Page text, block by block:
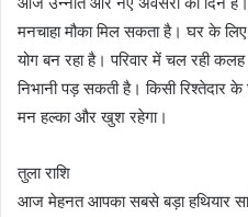
मनचाहा मौका मिल सकता है। घर के
योग बन रहा है। परिवार में चल रही
निभानी पड़ सकती है। किसी रिश्तेदार
मन हल्का और खुश रहेगा।
तुला राशि
आज मेहनत आपका सबसे बड़ा हथियार